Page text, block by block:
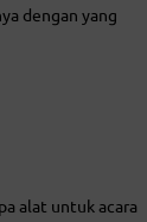
dengan yang
alat untuk acara